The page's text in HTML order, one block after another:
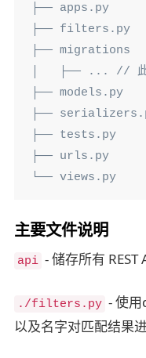
├── apps.py
├── filters.py
├── migrations
│   ├── ... // 此
├── models.py
├──
├── tests.py
├── urls.py
└── views.py
主要文件说明
api - 储存所有 REST
./filters.py - 使
以及名字对匹配结果